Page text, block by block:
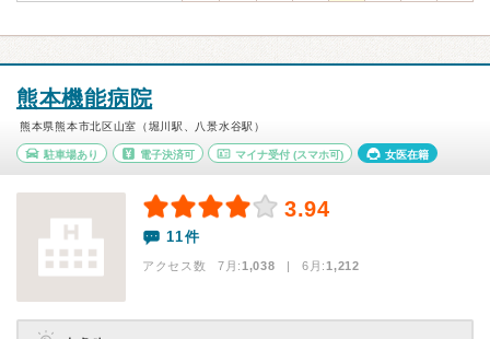
熊本機能病院
熊本県熊本市北区山室（堀川駅、八景水谷駅）
駐車場あり 電子決済可 マイナ受付 (スマホ可) 女医在籍
3.94
11件
アクセス数 7月:1,038 | 6月:1,212